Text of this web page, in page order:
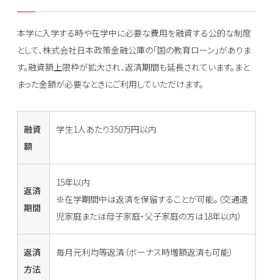
本学に入学する時や在学中に必要な費用を融資する公的な制度
として、株式会社日本政策金融公庫の「国の教育ローン」がありま
す。融資額上限枠が拡大され、返済期間も延長されています。まと
まった金額が必要なときにご利用していただけます。
融資
額
学生1人あたり350万円以内
返済
期間
15年以内
※在学期間中は返済を保留することが可能。（交通遺
児家庭または母子家庭・父子家庭の方は18年以内）
返済
方法
毎月元利均等返済（ボーナス時増額返済も可能）